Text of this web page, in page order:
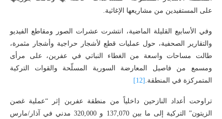
على المستفيدين من مشاريعها الإغاثية.
وفي الأسابيع القليلة الماضية، انتشرت عشرات الصور ومقاطع الفيديو
والتقارير الصحفية، حول عمليات قطع لأشجار حراجية وأشجار مثمرة،
طالت مساحات واسعة من الغطاء النباتي في عفرين، على مرأى
ومسمع من فاصيل المعارضة السورية المسلّحة والقوات التركية
المتمركزة في المنطقة. [12]
تراوحت أعداد النازحين داخلياً من منطقة عفرين إثر “عملية غصن
الزيتون” التركية إلى ما بين 137,070 و 320,000 مدني في آذار/مارس